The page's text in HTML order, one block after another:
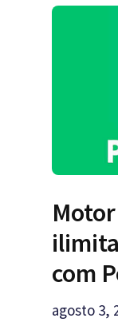
com
agosto 3,